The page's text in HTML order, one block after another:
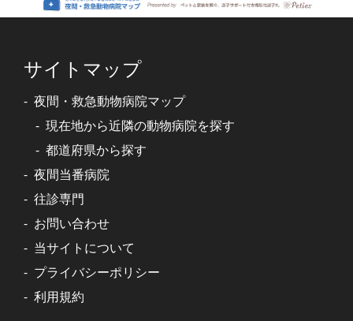
サイトマップ
夜間・救急動物病院マップ
現在地から近隣の動物病院を探す
都道府県から探す
夜間当番病院
往診専門
お問い合わせ
当サイトについて
プライバシーポリシー
利用規約